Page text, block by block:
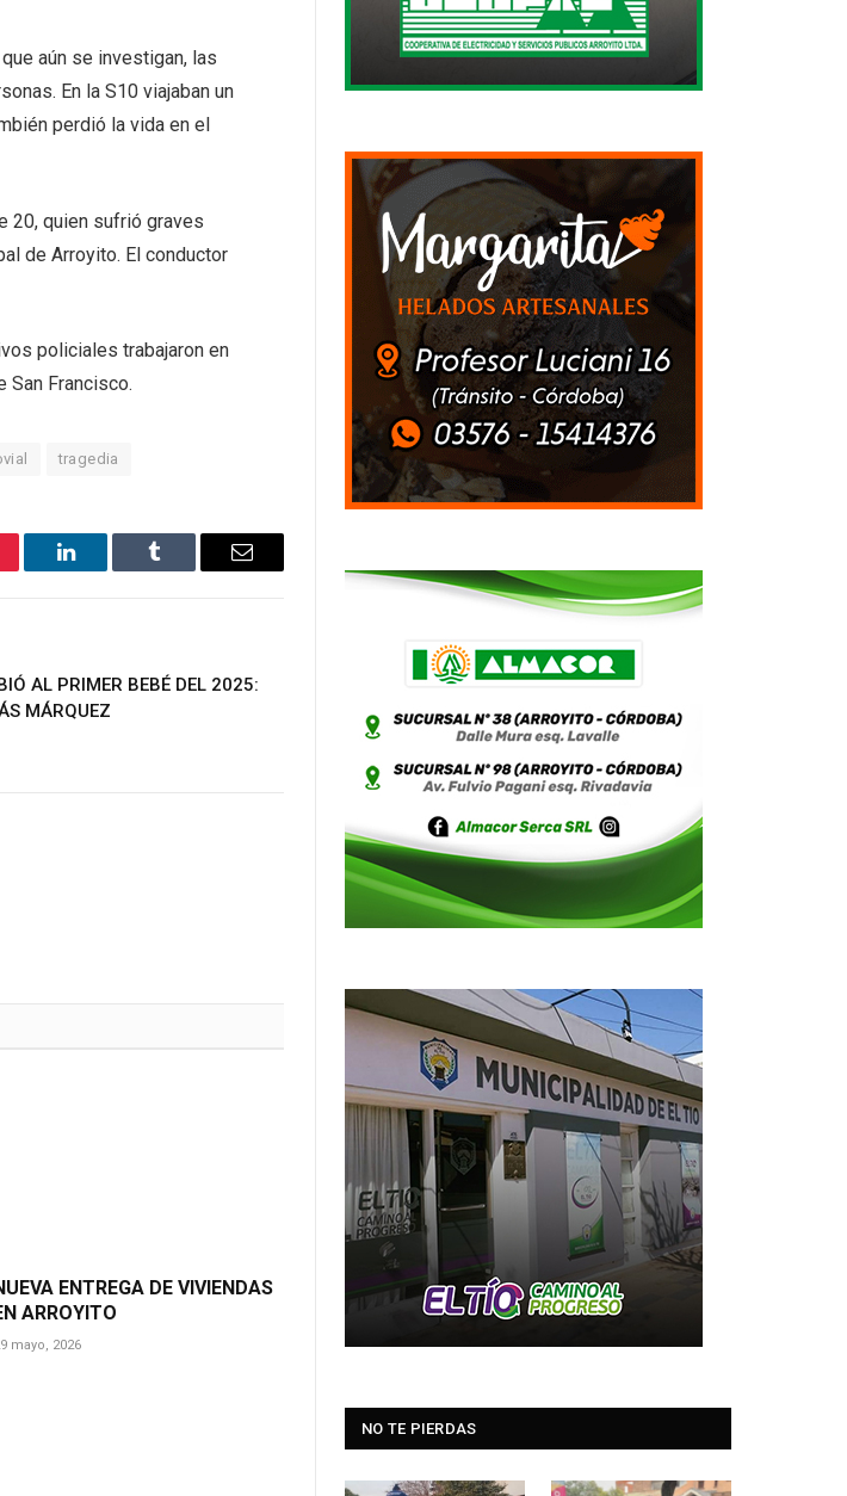
aún se investigan, las
En la S10 viajaban un
perdió la vida en el
20, quien sufrió graves
de Arroyito. El conductor
policiales trabajaron en
San Francisco.
tragedia
LinkedIn Tumblr Email
AL PRIMER BEBÉ DEL 2025:
MÁRQUEZ
ENTREGA DE VIVIENDAS
ARROYITO
mayo, 2026
NO TE PIERDAS